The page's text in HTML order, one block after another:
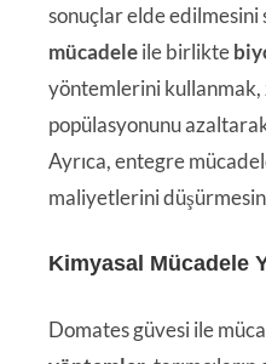
sonuçlar elde edilmesini
mücadeleile birlikte
yöntemlerini kullanmak,
popülasyonunu
Ayrıca, entegre
maliyetlerini
Kimyasal Mücadele
Domates güvesi ile